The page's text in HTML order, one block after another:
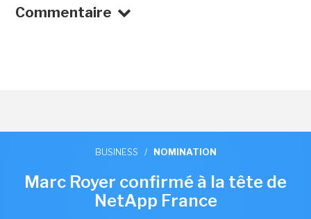
Commentaire
BUSINESS / NOMINATION
Marc Royer confirmé à la tête de
NetApp France